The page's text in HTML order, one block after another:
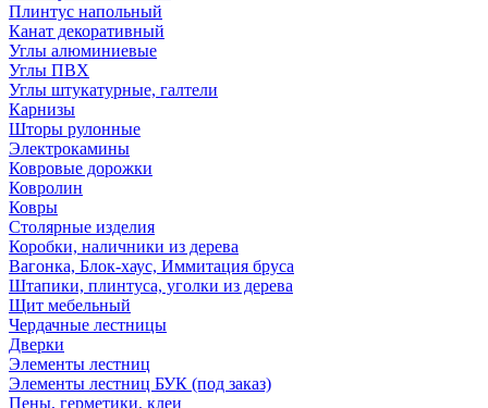
Плинтус напольный
Канат декоративный
Углы алюминиевые
Углы ПВХ
Углы штукатурные, галтели
Карнизы
Шторы рулонные
Электрокамины
Ковровые дорожки
Ковролин
Ковры
Столярные изделия
Коробки, наличники из дерева
Вагонка, Блок-хаус, Иммитация бруса
Штапики, плинтуса, уголки из дерева
Щит мебельный
Чердачные лестницы
Дверки
Элементы лестниц
Элементы лестниц БУК (под заказ)
Пены, герметики, клеи